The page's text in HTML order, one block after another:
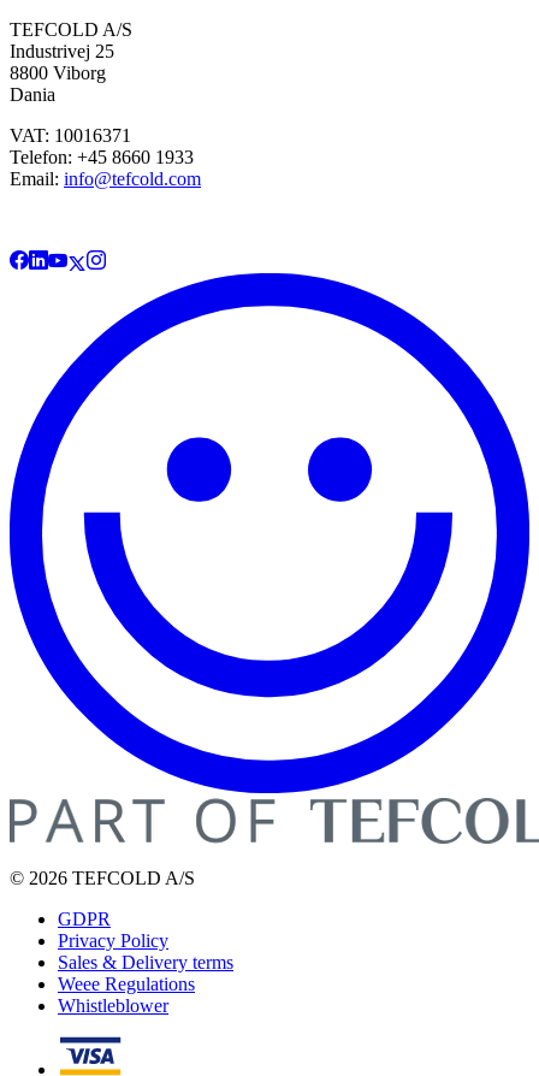
TEFCOLD A/S
Industrivej 25
8800 Viborg
Dania
VAT: 10016371
Telefon: +45 8660 1933
Email: info@tefcold.com
© 2026 TEFCOLD A/S
GDPR
Privacy Policy
Sales & Delivery terms
Weee Regulations
Whistleblower